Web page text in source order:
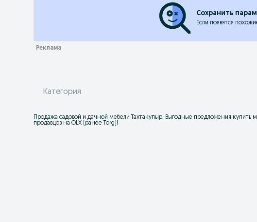
Сохранить
Если появятся
Категория
Продажа садовой и дачной мебели Тахтакупыр. Выгодные предложения купить
продавцов на OLX (ранее Torg)!